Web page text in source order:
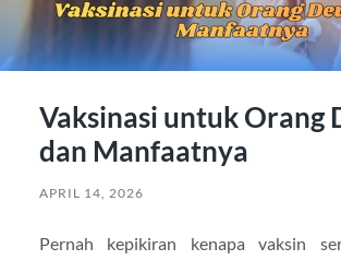
Vaksinasi untuk Orang
dan Manfaatnya
APRIL 14, 2026
Pernah kepikiran kenapa vaksin